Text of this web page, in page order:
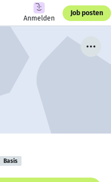
Anmelden
Job posten
Basis